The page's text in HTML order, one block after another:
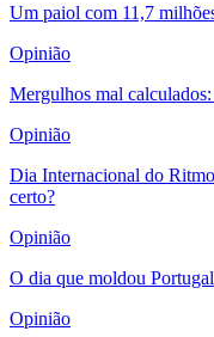
Um paiol com 11,7
Opinião
Mergulhos mal
Opinião
Dia Internacional do
certo?
Opinião
O dia que moldou Portugal
Opinião